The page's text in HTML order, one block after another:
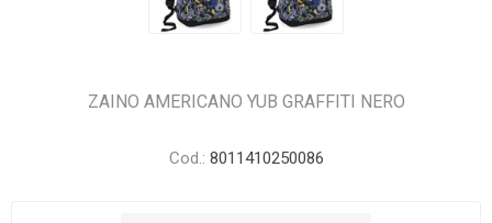
ZAINO AMERICANO YUB GRAFFITI NERO
Cod.: 8011410250086